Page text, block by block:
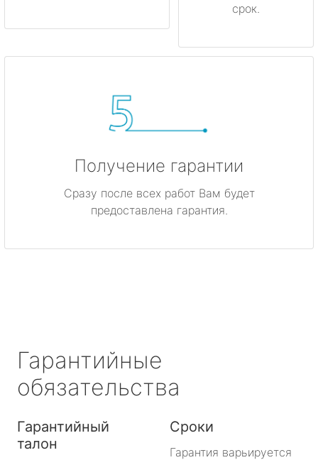
срок.
Получение гарантии
Сразу после всех работ Вам будет
предоставлена гарантия.
Гарантийные
обязательства
Гарантийный
талон
Сроки
Гарантия варьируется